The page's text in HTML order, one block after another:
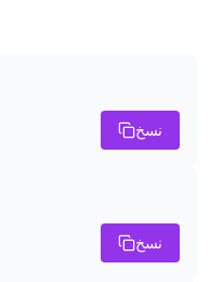
نسخ
نسخ